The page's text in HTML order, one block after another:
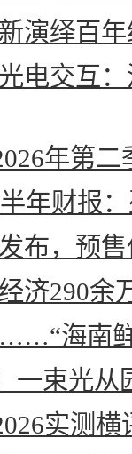
演绎百
电交互
年第
年财报
布，预
济290余
海南
一束光从
实测